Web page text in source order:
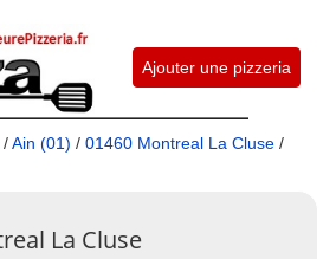
Ajouter une pizzeria
/Ain (01) / 01460 Montreal La Cluse /
La Cluse